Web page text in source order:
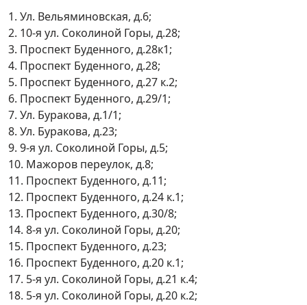
1. Ул. Вельяминовская, д.6;
2. 10-я ул. Соколиной Горы, д.28;
3. Проспект Буденного, д.28к1;
4. Проспект Буденного, д.28;
5. Проспект Буденного, д.27 к.2;
6. Проспект Буденного, д.29/1;
7. Ул. Буракова, д.1/1;
8. Ул. Буракова, д.23;
9. 9-я ул. Соколиной Горы, д.5;
10. Мажоров переулок, д.8;
11. Проспект Буденного, д.11;
12. Проспект Буденного, д.24 к.1;
13. Проспект Буденного, д.30/8;
14. 8-я ул. Соколиной Горы, д.20;
15. Проспект Буденного, д.23;
16. Проспект Буденного, д.20 к.1;
17. 5-я ул. Соколиной Горы, д.21 к.4;
18. 5-я ул. Соколиной Горы, д.20 к.2;